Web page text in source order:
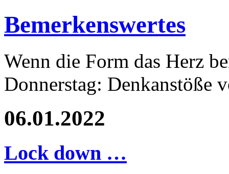
Bemerkenswertes
Wenn die Form das Herz
Donnerstag: Denkanstöße
06.01.2022
Lock down …